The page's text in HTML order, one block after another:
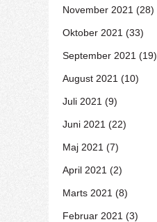
November 2021 (28)
Oktober 2021 (33)
September 2021 (19)
August 2021 (10)
Juli 2021 (9)
Juni 2021 (22)
Maj 2021 (7)
April 2021 (2)
Marts 2021 (8)
Februar 2021 (3)